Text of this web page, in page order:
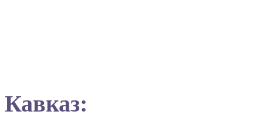
Кавказ: